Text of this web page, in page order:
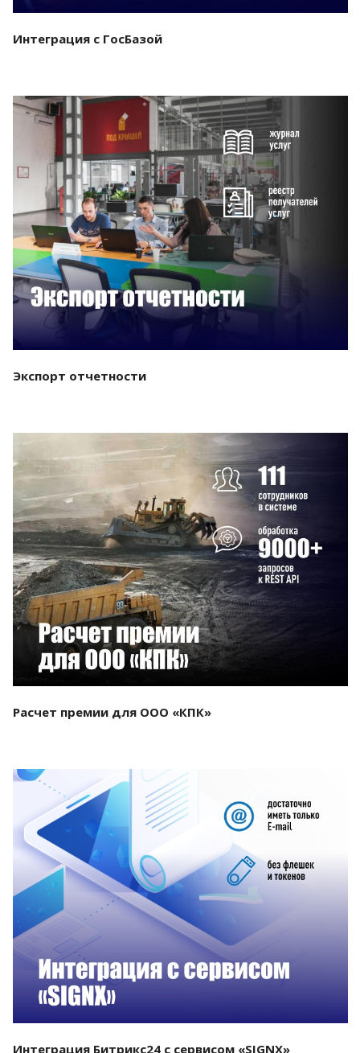
Интеграция с ГосБазой
Смотреть проект
Экспорт отчетности
Смотреть проект
Расчет премии для ООО «КПК»
Смотреть проект
Интеграция Битрикс24 с сервисом «SIGNX»